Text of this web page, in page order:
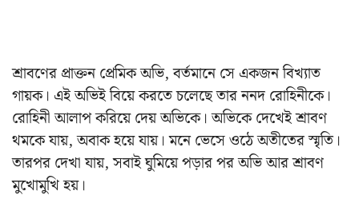
শ্রাবণের প্রাক্তন প্রেমিক অভি, বর্তমানে সে একজন বিখ্যাত
গায়ক। এই অভিই বিয়ে করতে চলেছে তার ননদ রোহিনীকে।
রোহিনী আলাপ করিয়ে দেয় অভিকে। অভিকে দেখেই শ্রাবণ
থমকে যায়, অবাক হয়ে যায়। মনে ভেসে ওঠে অতীতের স্মৃতি।
তারপর দেখা যায়, সবাই ঘুমিয়ে পড়ার পর অভি আর শ্রাবণ
মুখোমুখি হয়।